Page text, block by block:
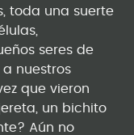
toda una suerte
seres de
nuestros
que vieron
un bichito
Aún no